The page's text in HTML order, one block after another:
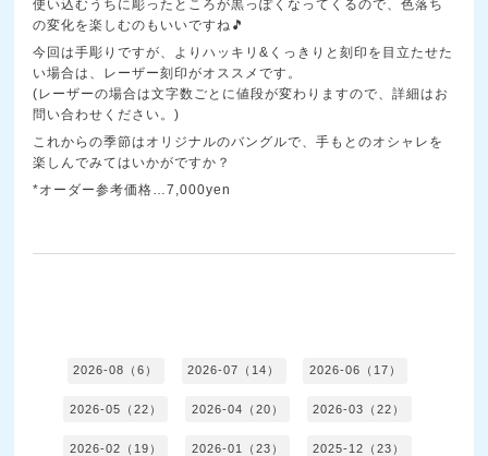
使い込むうちに彫ったところが黒っぽくなってくるので、色落ち
の変化を楽しむのもいいですね🎵
今回は手彫りですが、よりハッキリ&くっきりと刻印を目立たせた
い場合は、レーザー刻印がオススメです。
(レーザーの場合は文字数ごとに値段が変わりますので、詳細はお
問い合わせください。)
これからの季節はオリジナルのバングルで、手もとのオシャレを
楽しんでみてはいかがですか？
*オーダー参考価格…7,000yen
2026-08（6） 2026-07（14） 2026-06（17）
2026-05（22） 2026-04（20） 2026-03（22）
2026-02（19） 2026-01（23） 2025-12（23）